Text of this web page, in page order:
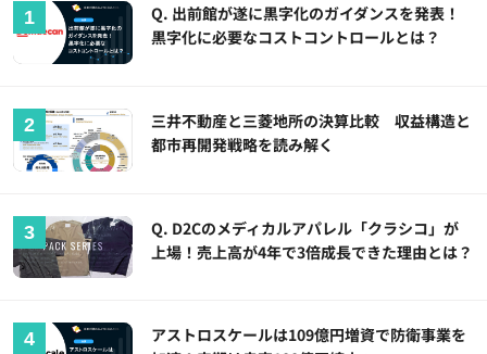
Q. 出前館が遂に黒字化のガイダンスを発表！
黒字化に必要なコストコントロールとは？
三井不動産と三菱地所の決算比較 収益構造と
都市再開発戦略を読み解く
Q. D2Cのメディカルアパレル「クラシコ」が
上場！売上高が4年で3倍成長できた理由とは？
アストロスケールは109億円増資で防衛事業を